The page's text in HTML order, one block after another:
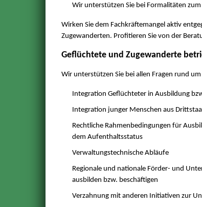
Wir unterstützen Sie bei Formalitäten
Wirken Sie dem Fachkräftemangel aktiv
Zugewanderten. Profitieren Sie von der
Geflüchtete und Zugewanderte
Wir unterstützen Sie bei allen Fragen rund
Integration Geflüchteter in Ausbildung
Integration junger Menschen aus
Rechtliche Rahmenbedingungen für
dem Aufenthaltsstatus
Verwaltungstechnische Abläufe
Regionale und nationale Förder- und
ausbilden bzw. beschäftigen
Verzahnung mit anderen Initiativen zur